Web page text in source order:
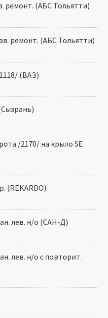
ремонт. (АБС Тольятти)
ремонт. (АБС Тольятти)
(ВАЗ)
/2170/ на крыло SE
(REKARDO)
лев. н/о (САН-­Д)
лев. н/о с повторит.